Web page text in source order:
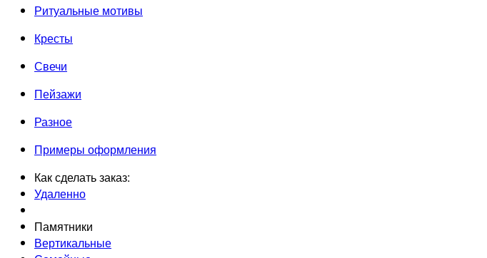
Ритуальные мотивы
Кресты
Свечи
Пейзажи
Разное
Примеры оформления
Как сделать заказ:
Удаленно
Памятники
Вертикальные